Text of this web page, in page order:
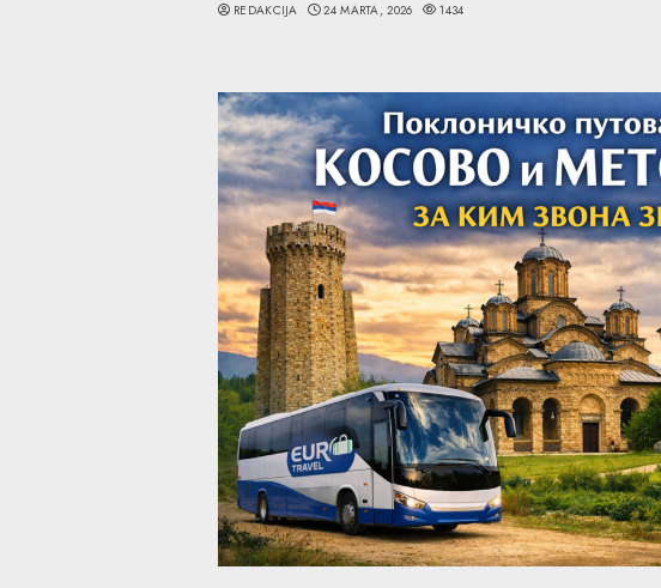
REDAKCIJA 24 MARTA, 2026 1434